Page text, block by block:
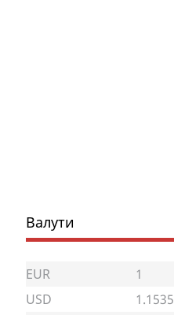
Валути
EUR 1
USD
1.1535